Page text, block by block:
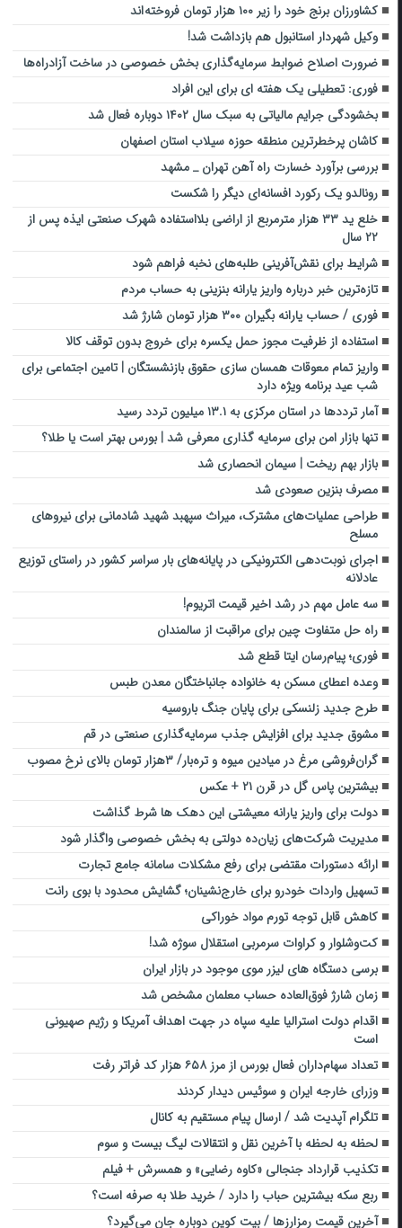
کشاورزان برنج خود را زیر ۱۰۰ هزار تومان فروخته اند
وکیل شهردار استانبول هم بازداشت شد!
ضرورت اصلاح ضوابط سرمایه‌گذاری بخش خصوصی در ساخت آزادراه‌ها
فوری: تعطیلی یک هفته ای برای این افراد
بخشودگی جرایم مالیاتی به سبک سال ۱۴۰۲ دوباره فعال شد
کاشان پرخطرترین منطقه حوزه سیلاب استان اصفهان
بررسی برآورد خسارت راه آهن تهران _ مشهد
رونالدو یک رکورد افسانه‌ای دیگر را شکست
خلع ید ۳۳ هزار مترمربع از اراضی بلااستفاده شهرک صنعتی ایذه پس از
۲۲ سال
شرایط برای نقش‌آفرینی طلبه‌های نخبه فراهم شود
تازه‌ترین خبر درباره واریز یارانه بنزینی به حساب مردم
فوری / حساب یارانه بگیران ۳۰۰ هزار تومان شارژ شد
استفاده از ظرفیت مجوز حمل یکسره برای خروج بدون توقف کالا
واریز تمام معوقات همسان سازی حقوق بازنشستگان | تامین اجتماعی برای
شب عید برنامه ویژه دارد
آمار ترددها در استان مرکزی به ۱۳.۱ میلیون تردد رسید
تنها بازار امن برای سرمایه گذاری معرفی شد | بورس بهتر است یا طلا؟
بازار بهم ریخت | سیمان انحصاری شد
مصرف بنزین صعودی شد
طراحی عملیات‌های مشترک، میراث سپهبد شهید شادمانی برای نیروهای
مسلح
اجرای نوبت‌دهی الکترونیکی در پایانه‌های بار سراسر کشور در راستای توزیع
عادلانه
سه عامل مهم در رشد اخیر قیمت اتریوم!
راه حل متفاوت چین برای مراقبت از سالمندان
فوری؛ پیام‌رسان ایتا قطع شد
وعده اعطای مسکن به خانواده جانباختگان معدن طبس
طرح جدید زلنسکی برای پایان جنگ باروسیه
مشوق جدید برای افزایش جذب سرمایه‌گذاری صنعتی در قم
گران‌فروشی مرغ در میادین میوه و تره‌بار/ ۳هزار تومان بالای نرخ مصوب
بیشترین پاس گل در قرن ۲۱ + عکس
دولت برای واریز یارانه معیشتی این دهک ها شرط گذاشت
مدیریت شرکت‌های زیان‌ده دولتی به بخش خصوصی واگذار شود
ارائه دستورات مقتضی برای رفع مشکلات سامانه جامع تجارت
تسهیل واردات خودرو برای خارج‌نشینان؛ گشایش محدود با بوی رانت
کاهش قابل توجه تورم مواد خوراکی
کت‌وشلوار و کراوات سرمربی استقلال سوژه شد!
برسی دستگاه های لیزر موی موجود در بازار ایران
زمان شارژ فوق‌العاده حساب معلمان مشخص شد
اقدام دولت استرالیا علیه سپاه در جهت اهداف آمریکا و رژیم صهیونی
است
تعداد سهام‌داران فعال بورس از مرز ۶۵۸ هزار کد فراتر رفت
وزرای خارجه ایران و سوئیس دیدار کردند
تلگرام آپدیت شد / ارسال پیام مستقیم به کانال‌
لحظه به لحظه با آخرین نقل و انتقالات لیگ بیست و سوم
تکذیب قرارداد جنجالی «کاوه رضایی» و همسرش + فیلم
ربع سکه بیشترین حباب را دارد / خرید طلا به صرفه است؟
آخرین قیمت رمزارز‌ها / بیت کوین دوباره جان می‌گیرد؟